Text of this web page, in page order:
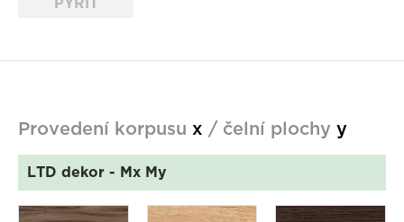
PYRIT
Provedení korpusu x / čelní plochy y
LTD dekor - Mx My